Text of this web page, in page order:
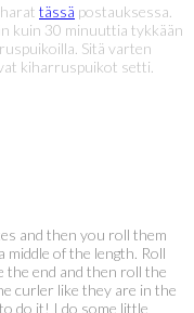
tässä postauksessa.
kuin 30 minuuttia tykkään
Sitä varten
kiharruspuikot setti.
and then you roll them
of the length. Roll
the end and then roll the
curler like they are in the
do it! I do some little